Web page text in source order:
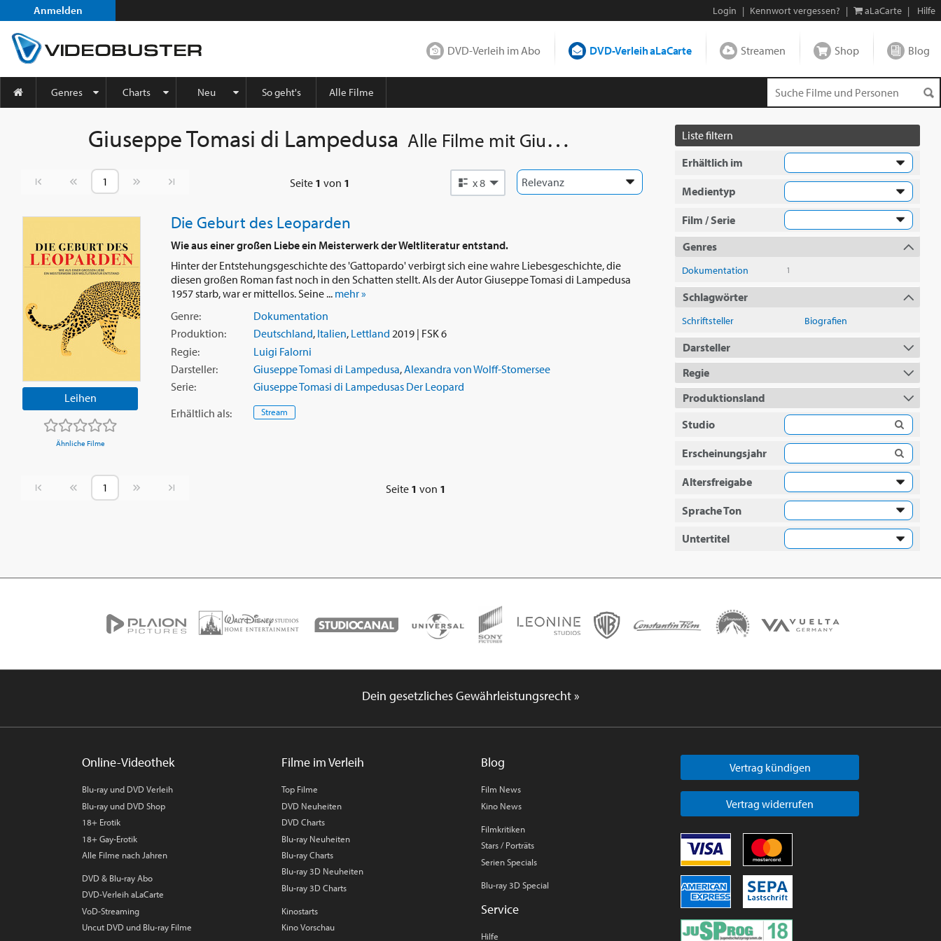
Anmelden Login | Kennwort vergessen? | aLaCarte | Hilfe
DVD-Verleih im Abo DVD-Verleih aLaCarte Streamen Shop Blog
Genres Charts Neu So geht's Alle Filme
Giuseppe Tomasi di Lampedusa Alle Filme mitGiuseppe Tomasi di Lampedusa
Vorherige Seite Nächste Seite Seite 1 von 1 x 8
Leihen
Ähnliche Filme
Die Geburt des Leoparden
Wie aus einer großen Liebe ein Meisterwerk der Weltliteratur entstand.
Hinter der Entstehungsgeschichte des 'Gattopardo' verbirgt sich eine wahre Liebesgeschichte, die
diesen großen Roman fast noch in den Schatten stellt. Als der Autor Giuseppe Tomasi di Lampedusa
1957 starb, war er mittellos. Seine ... mehr »
Genre:
Dokumentation
Produktion:
Deutschland, Italien, Lettland 2019 | FSK 6
Regie:
Luigi Falorni
Darsteller:
Giuseppe Tomasi di Lampedusa,Alexandra von Wolff-Stomersee
Serie:
Giuseppe Tomasi di Lampedusas Der Leopard
Erhältlich als: Stream
Vorherige Seite Nächste Seite Seite 1 von 1
Liste filtern
Erhältlich im
Medientyp
Film / Serie
Genres
Dokumentation 1
Schlagwörter
Schriftsteller Biografien
Darsteller
Regie
Produktionsland
Studio
Erscheinungsjahr
Altersfreigabe
Sprache Ton
Untertitel
Dein gesetzliches Gewährleistungsrecht »
Online-Videothek
Blu-ray und DVD Verleih
Blu-ray und DVD Shop
18+ Erotik
18+ Gay-Erotik
Alle Filme nach Jahren
DVD & Blu-ray Abo
DVD-Verleih aLaCarte
VoD-Streaming
Uncut DVD und Blu-ray Filme
Filme im Verleih
Top Filme
DVD Neuheiten
DVD Charts
Blu-ray Neuheiten
Blu-ray Charts
Blu-ray 3D Neuheiten
Blu-ray 3D Charts
Kinostarts
Kino Vorschau
Blog
Film News
Kino News
Filmkritiken
Stars / Porträts
Serien Specials
Blu-ray 3D Special
Service
Hilfe
Vertrag kündigen
Vertrag widerrufen